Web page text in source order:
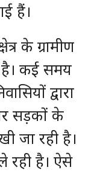
हैं।
के ग्रामीण
है। कई समय
द्वारा
सड़कों के
जा रही है।
रही है। ऐसे